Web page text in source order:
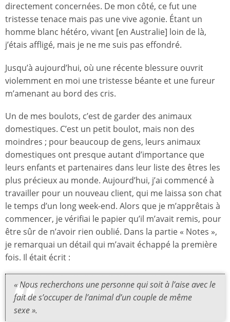
directement concernées. De mon côté, ce fut une
tristesse tenace mais pas une vive agonie. Étant un
homme blanc hétéro, vivant [en Australie] loin de là,
j’étais affligé, mais je ne me suis pas effondré.
Jusqu’à aujourd’hui, où une récente blessure ouvrit
violemment en moi une tristesse béante et une fureur
m’amenant au bord des cris.
Un de mes boulots, c’est de garder des animaux
domestiques. C’est un petit boulot, mais non des
moindres ; pour beaucoup de gens, leurs animaux
domestiques ont presque autant d’importance que
leurs enfants et partenaires dans leur liste des êtres les
plus précieux au monde. Aujourd’hui, j’ai commencé à
travailler pour un nouveau client, qui me laissa son chat
le temps d’un long week-end. Alors que je m’apprêtais à
commencer, je vérifiai le papier qu’il m’avait remis, pour
être sûr de n’avoir rien oublié. Dans la partie « Notes »,
je remarquai un détail qui m’avait échappé la première
fois. Il était écrit :
« Nous recherchons une personne qui soit à l’aise avec le
fait de s’occuper de l’animal d’un couple de même
sexe ».